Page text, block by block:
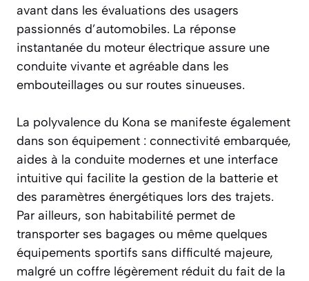
avant dans les évaluations des usagers
passionnés d’automobiles. La réponse
instantanée du moteur électrique assure une
conduite vivante et agréable dans les
embouteillages ou sur routes sinueuses.
La polyvalence du Kona se manifeste également
dans son équipement : connectivité embarquée,
aides à la conduite modernes et une interface
intuitive qui facilite la gestion de la batterie et
des paramètres énergétiques lors des trajets.
Par ailleurs, son habitabilité permet de
transporter ses bagages ou même quelques
équipements sportifs sans difficulté majeure,
malgré un coffre légèrement réduit du fait de la